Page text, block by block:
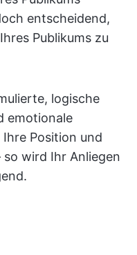
entscheidend,
Publikums zu
logische
emotionale
Position und
wird Ihr Anliegen